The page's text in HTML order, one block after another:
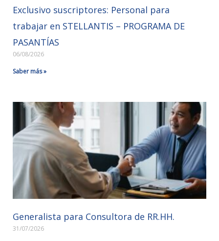
Exclusivo suscriptores: Personal para
trabajar en STELLANTIS – PROGRAMA DE
PASANTÍAS
06/08/2026
Saber más »
Generalista para Consultora de RR.HH.
31/07/2026